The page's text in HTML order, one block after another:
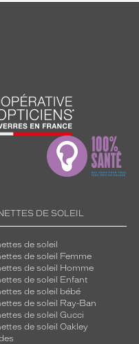
DE SOLEIL
de soleil
de soleil Femme
de soleil Homme
de soleil Enfant
de soleil bébé
de soleil Ray-Ban
de soleil Gucci
de soleil Oakley